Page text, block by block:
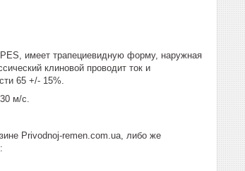
PES, имеет трапециевидную форму, наружная
клиновой проводит ток и
65 +/- 15%.
м/с.
Рrivodnoj-remen.com.ua, либо же